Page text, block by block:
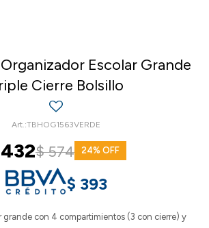
Escolar Grande
Cierre Bolsillo
TBHOG1563VERDE
432$574 24
$ 393
grande con 4 compartimientos (3 con cierre) y